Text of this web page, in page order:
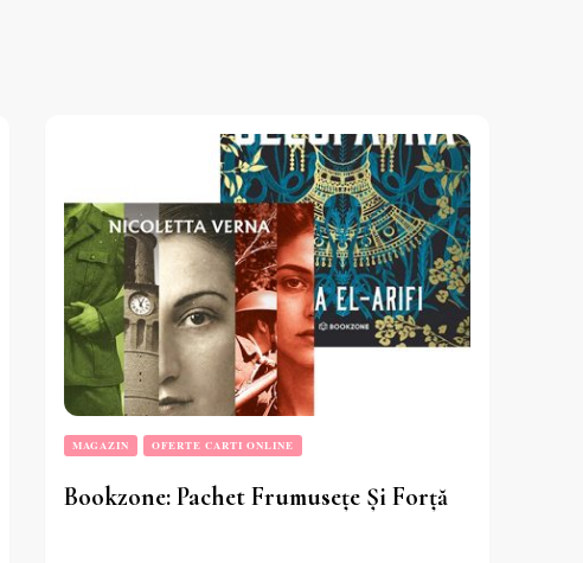
MAGAZIN OFERTE CARTI ONLINE
Bookzone: Pachet Frumusețe Și Forță